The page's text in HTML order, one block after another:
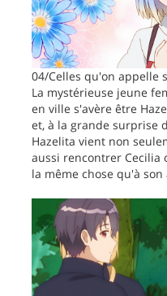
04/Celles qu'on appelle
La mystérieuse jeune
en ville s'avère être
et, à la grande surprise
Hazelita vient non
aussi rencontrer
la même chose qu'à